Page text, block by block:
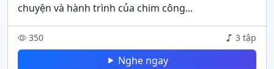
chuyện và hành trình của chim công...
350 3 tập
Nghe ngay